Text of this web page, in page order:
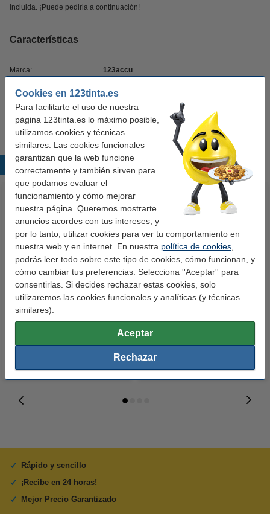
Cookies en 123tinta.es
Para facilitarte el uso de nuestra
página 123tinta.es lo máximo posible,
utilizamos cookies y técnicas
similares. Las cookies funcionales
garantizan que la web funcione
correctamente y también sirven para
que podamos evaluar el
funcionamiento y cómo mejorar
nuestra página. Queremos mostrarte
anuncios acordes con tus intereses, y
por lo tanto, utilizar cookies para ver tu comportamiento en
nuestra web y en internet. En nuestra política de cookies
podrás leer todo sobre este tipo de cookies, cómo funcionan, y
cómo cambiar tus preferencias. Selecciona ''Aceptar'' para
consentirlas. Si decides rechazar estas cookies, solo
utilizaremos las cookies funcionales y analíticas (y técnicas
similares).
Aceptar
Rechazar
incluida. ¡Puede pedirla a continuación!
Características
Marca: 123accu
Tipo: Probador de batería
Color: negro
Marca 123tinta reemplaza a
Brother TN-248XL BK toner
49,50 € Incl. 21% IVA
Marca 123tinta reemplaza a
Pack ahorro XL: Brother TN-
249,50 € Incl. 21% IVA
Rápido y sencillo
¡Recibe en 24 horas!
Mejor Precio Garantizado